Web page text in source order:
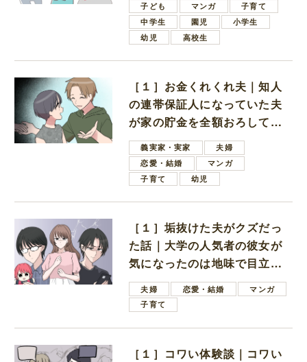
子ども
マンガ
子育て
中学生
園児
小学生
幼児
高校生
［１］お金くれくれ夫｜知人
の連帯保証人になっていた夫
が家の貯金を全額おろしてほ
しいと言ってきた
義実家・実家
夫婦
恋愛・結婚
マンガ
子育て
幼児
［１］垢抜けた夫がクズだっ
た話｜大学の人気者の彼女が
気になったのは地味で目立た
ない男子学生
夫婦 恋愛・結婚
マンガ
子育て
［１］コワい体験談｜コワい